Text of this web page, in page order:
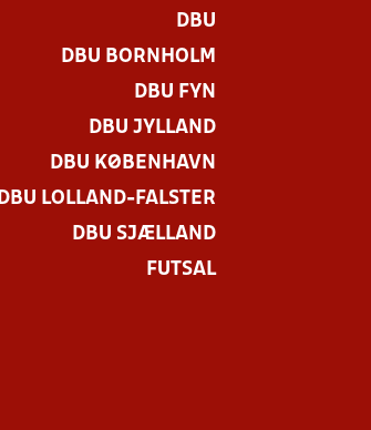
DBU
DBU BORNHOLM
DBU FYN
DBU JYLLAND
DBU KØBENHAVN
DBU LOLLAND-FALSTER
DBU SJÆLLAND
FUTSAL